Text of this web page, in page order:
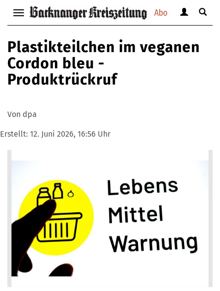
Abo
Navigation
anzeigen
bzw.
verbergen
anzeigen
verbergen
Suche
Plastikteilchen im veganen
Cordon bleu -
Produktrückruf
Von dpa
Erstellt: 12. Juni 2026, 16:56 Uhr